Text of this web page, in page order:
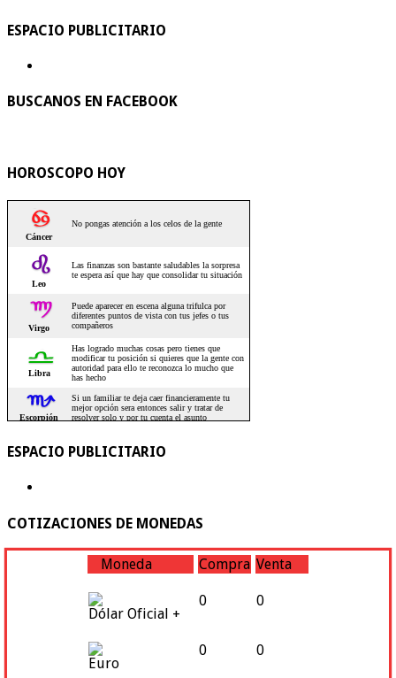
ESPACIO PUBLICITARIO
BUSCANOS EN FACEBOOK
HOROSCOPO HOY
ESPACIO PUBLICITARIO
COTIZACIONES DE MONEDAS
Moneda Compra Venta
Dólar Oficial +
0 0
Euro
0 0